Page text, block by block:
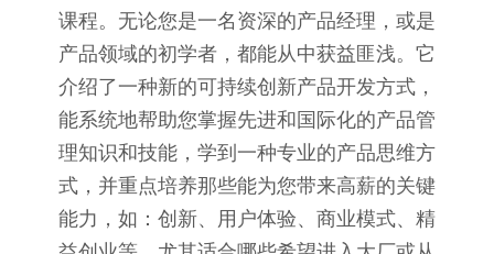
课程。无论您是一名资深的产品经理，或是
产品领域的初学者，都能从中获益匪浅。它
介绍了一种新的可持续创新产品开发方式，
能系统地帮助您掌握先进和国际化的产品管
理知识和技能，学到一种专业的产品思维方
式，并重点培养那些能为您带来高薪的关键
能力，如：创新、用户体验、商业模式、精